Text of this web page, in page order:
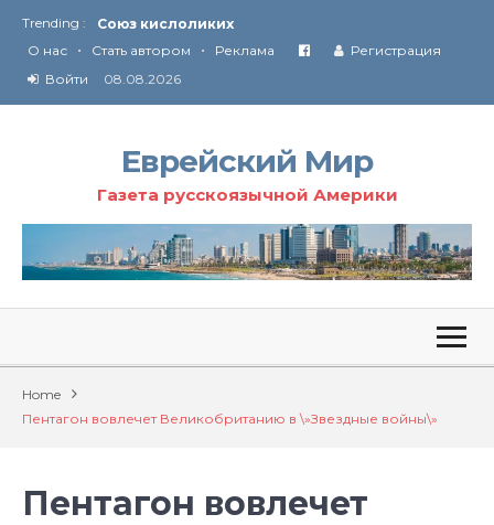
Trending :
Соглашение США с Ираном
Технология Революции в Иране
О нас • Стать автором • Реклама
Регистрация
Войти
08.08.2026
Еврейский Мир
Газета русскоязычной Америки
Home
Пентагон вовлечет Великобританию в \»Звездные войны\»
Пентагон вовлечет